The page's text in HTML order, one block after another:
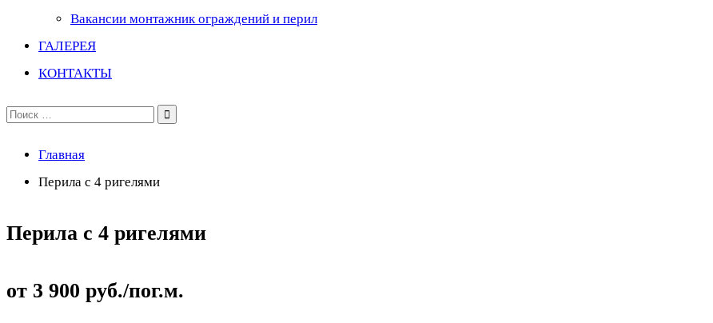
Вакансии монтажник ограждений и перил
ГАЛЕРЕЯ
КОНТАКТЫ
Поиск
Главная
Перила с 4 ригелями
Перила с 4 ригелями
от 3 900 руб./пог.м.